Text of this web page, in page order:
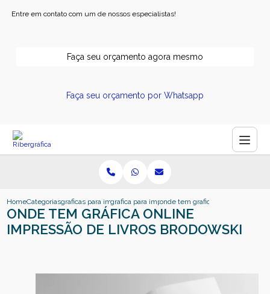
Entre em contato com um de nossos especialistas!
Faça seu orçamento agora mesmo
Faça seu orçamento por Whatsapp
HomeCategoriasgraficas para impressaografica para impressao de livros
onde tem grafica online
ONDE TEM GRÁFICA ONLINE
IMPRESSÃO DE LIVROS BRODOWSKI